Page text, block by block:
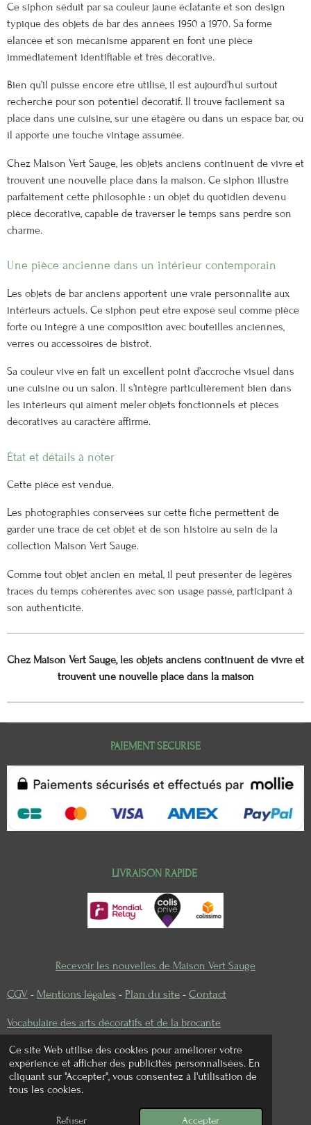
Ce site Web utilise des cookies pour améliorer votre
expérience et afficher des publicités personnalisées. En
cliquant sur "Accepter", vous consentez à l'utilisation de
tous les cookies.
Refuser Accepter
Ce siphon séduit par sa couleur jaune éclatante et son design
typique des objets de bar des années 1950 à 1970. Sa forme
élancée et son mécanisme apparent en font une pièce
immédiatement identifiable et très décorative.
Bien qu’il puisse encore être utilisé, il est aujourd’hui surtout
recherché pour son potentiel décoratif. Il trouve facilement sa
place dans une cuisine, sur une étagère ou dans un espace bar, où
il apporte une touche vintage assumée.
Chez Maison Vert Sauge, les objets anciens continuent de vivre et
trouvent une nouvelle place dans la maison. Ce siphon illustre
parfaitement cette philosophie : un objet du quotidien devenu
pièce décorative, capable de traverser le temps sans perdre son
charme.
Une pièce ancienne dans un intérieur contemporain
Les objets de bar anciens apportent une vraie personnalité aux
intérieurs actuels. Ce siphon peut être exposé seul comme pièce
forte ou intégré à une composition avec bouteilles anciennes,
verres ou accessoires de bistrot.
Sa couleur vive en fait un excellent point d’accroche visuel dans
une cuisine ou un salon. Il s’intègre particulièrement bien dans
les intérieurs qui aiment mêler objets fonctionnels et pièces
décoratives au caractère affirmé.
État et détails à noter
Cette pièce est vendue.
Les photographies conservées sur cette fiche permettent de
garder une trace de cet objet et de son histoire au sein de la
collection Maison Vert Sauge.
Comme tout objet ancien en métal, il peut présenter de légères
traces du temps cohérentes avec son usage passé, participant à
son authenticité.
Chez Maison Vert Sauge, les objets anciens continuent de vivre et
trouvent une nouvelle place dans la maison
PAIEMENT SECURISE
LIVRAISON RAPIDE
Recevoir les nouvelles de Maison Vert Sauge
CGV - Mentions légales - Plan du site - Contact
Vocabulaire des arts décoratifs et de la brocante
I
P
Propulsé parWebador